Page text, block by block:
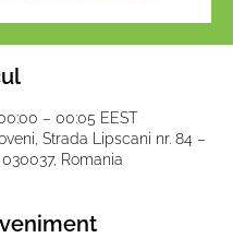
– 00:05 EEST
Strada Lipscani nr. 84 –
Romania